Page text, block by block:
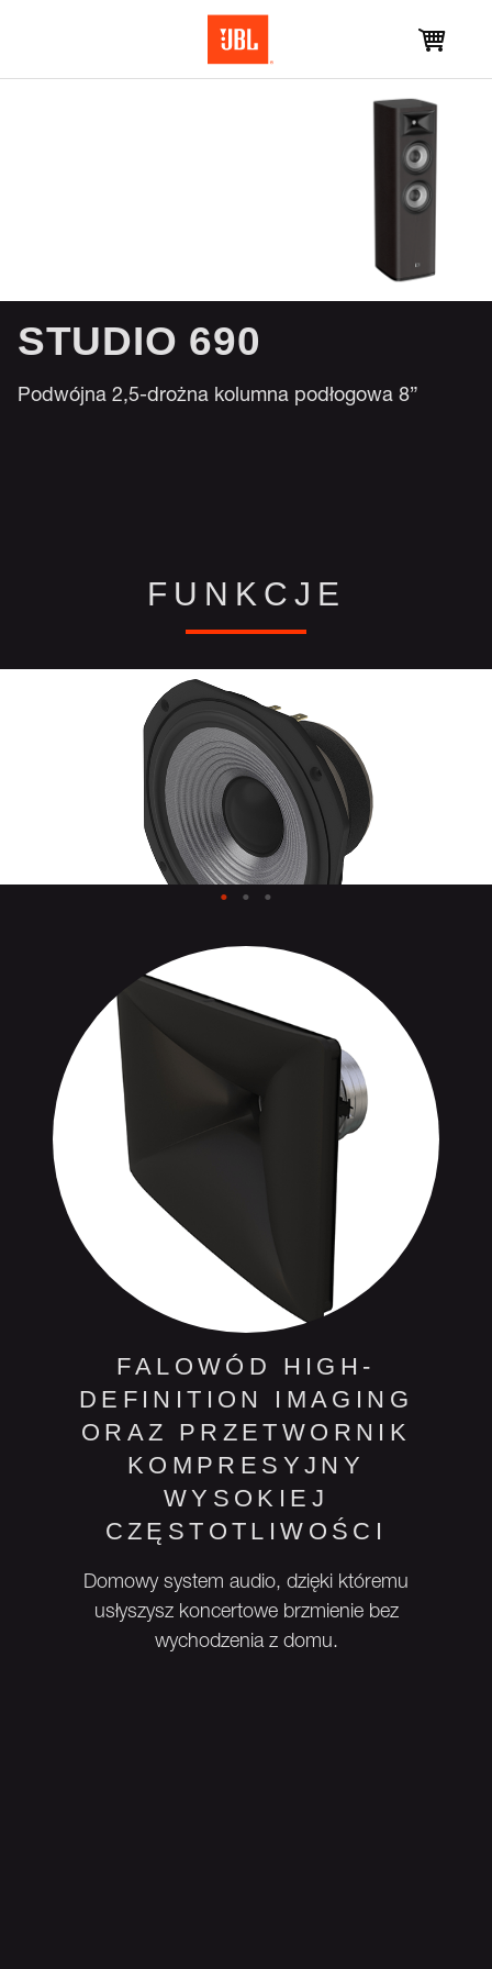
STUDIO 690
Podwójna 2,5-drożna kolumna podłogowa 8”
FUNKCJE
MEMBRANY STOŻKOWE
POLYPLAS NAJWYŻSZEJ
Dla tych, którzy lubią, gdy domowe systemy stereo oraz
systemy kina domowego brzmią dokładnie tak, jak na
koncercie lub w sali kinowej.
FALOWÓD HIGH-
DEFINITION IMAGING
ORAZ PRZETWORNIK
KOMPRESYJNY
WYSOKIEJ
CZĘSTOTLIWOŚCI
Domowy system audio, dzięki któremu
usłyszysz koncertowe brzmienie bez
wychodzenia z domu.